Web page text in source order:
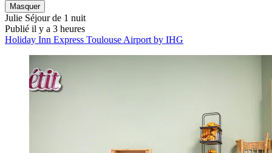
Masquer
Julie Séjour de 1 nuit
Publié il y a 3 heures
Holiday Inn Express Toulouse Airport by IHG